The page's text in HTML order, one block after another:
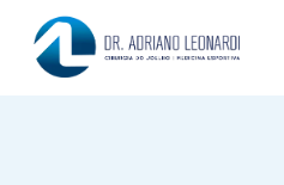
para